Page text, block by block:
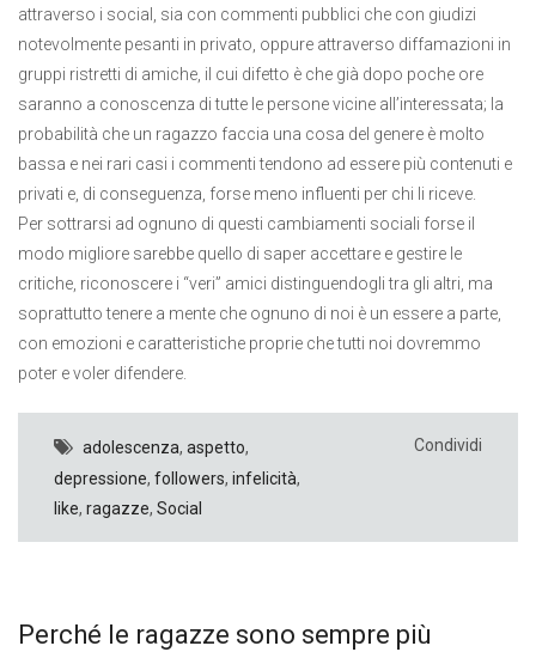
attraverso i social, sia con commenti pubblici che con giudizi
notevolmente pesanti in privato, oppure attraverso diffamazioni in
gruppi ristretti di amiche, il cui difetto è che già dopo poche ore
saranno a conoscenza di tutte le persone vicine all’interessata; la
probabilità che un ragazzo faccia una cosa del genere è molto
bassa e nei rari casi i commenti tendono ad essere più contenuti e
privati e, di conseguenza, forse meno influenti per chi li riceve.
Per sottrarsi ad ognuno di questi cambiamenti sociali forse il
modo migliore sarebbe quello di saper accettare e gestire le
critiche, riconoscere i “veri” amici distinguendogli tra gli altri, ma
soprattutto tenere a mente che ognuno di noi è un essere a parte,
con emozioni e caratteristiche proprie che tutti noi dovremmo
poter e voler difendere.
adolescenza, aspetto,
depressione, followers, infelicità,
like, ragazze, Social
Condividi
Perché le ragazze sono sempre più